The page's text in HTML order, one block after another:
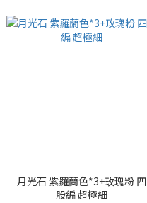
月光石 紫羅蘭色*3+玫瑰粉 四
股編 超極細